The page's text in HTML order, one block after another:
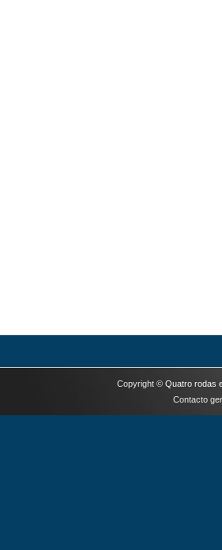
Copyright © Quatro rodas
Contacto